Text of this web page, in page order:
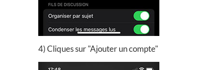
4) Cliques sur "Ajouter un compte"